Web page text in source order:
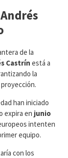
de la
Castrín está a
la
han iniciado
expira en junio
intenten
equipo.
con los